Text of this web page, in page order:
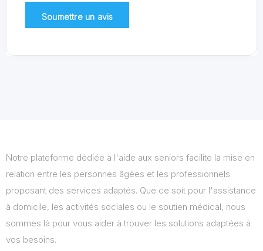
Notre plateforme dédiée à l'aide aux seniors facilite la mise en
relation entre les personnes âgées et les professionnels
proposant des services adaptés. Que ce soit pour l'assistance
à domicile, les activités sociales ou le soutien médical, nous
sommes là pour vous aider à trouver les solutions adaptées à
vos besoins.